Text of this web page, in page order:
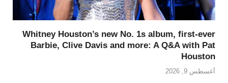
Whitney Houston’s new No. 1s album, first-ever
Barbie, Clive Davis and more: A Q&A with Pat
Houston
أغسطس 9, 2026